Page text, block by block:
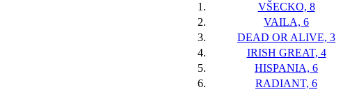
1.
VŠECKO, 8
2.
VAILA, 6
3.
DEAD OR ALIVE, 3
4.
IRISH GREAT, 4
5.
HISPANIA, 6
6.
RADIANT, 6